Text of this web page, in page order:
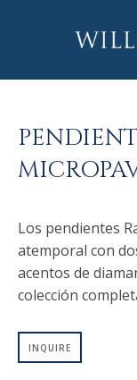
ALTA JOYERÍA
ANILLO PARA
COLLARES
PENDIENTES
PULSERAS
RELOJES
ASHOKA JOYERÍA
ANILLOS
BANDS
COLLARES
COLGANTES
PENDIENTES
TALISMAN
HISTORIA
ASHOKA ®
Los pendientes
atemporal con
acentos de
colección
INQUIRE